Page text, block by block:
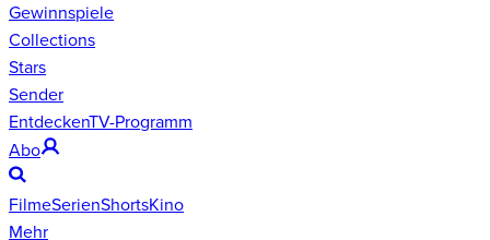
Gewinnspiele
Collections
Stars
Sender
EntdeckenTV-Programm
Abo
FilmeSerienShortsKino
Mehr